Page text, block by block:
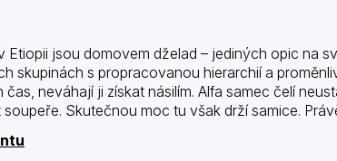
Etiopii jsou domovem dželad – jediných opic na
skupinách s propracovanou hierarchií a
neváhají ji získat násilím. Alfa samec čelí
Skutečnou moc tu však drží samice.